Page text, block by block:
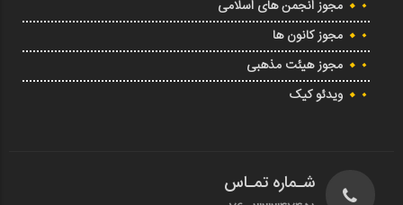
مجوز انجمن های اسلامی
مجوز کانون ها
مجوز هیئت مذهبی
ویدئو کیک
شـماره تمـاس